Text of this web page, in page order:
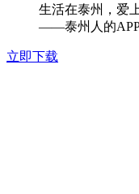
生活在泰州，爱
——泰州人的
立即下载